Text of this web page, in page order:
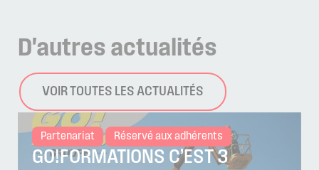
D'autres actualités
VOIR TOUTES LES ACTUALITÉS
Partenariat Réservé aux adhérents
GO!FORMATIONS C’EST 3